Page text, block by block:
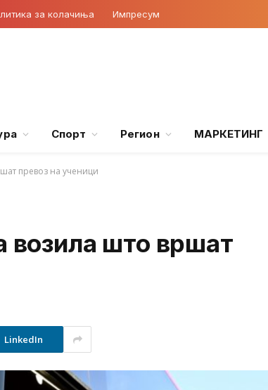
за колачиња Импресум
Спорт Регион МАРКЕТИНГ
превоз на ученици
возила што вршат
LinkedIn